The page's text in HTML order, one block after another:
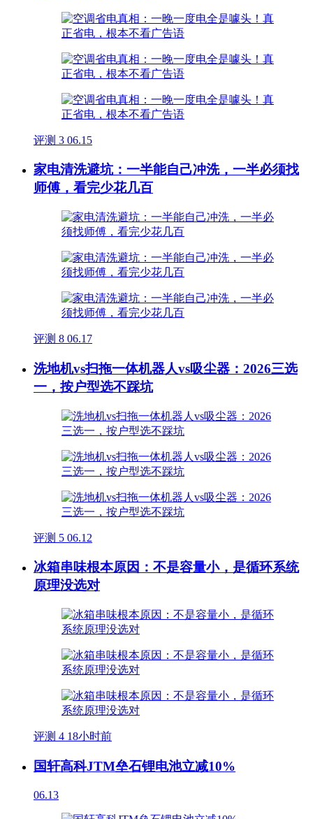
评测 3 06.15
家电清洗避坑：一半能自己冲洗，一半必须找
师傅，看完少花几百
评测 8 06.17
洗地机vs扫拖一体机器人vs吸尘器：2026三选
一，按户型选不踩坑
评测 5 06.12
冰箱串味根本原因：不是容量小，是循环系统
原理没选对
评测 4 18小时前
国轩高科JTM垒石锂电池立减10%
06.13